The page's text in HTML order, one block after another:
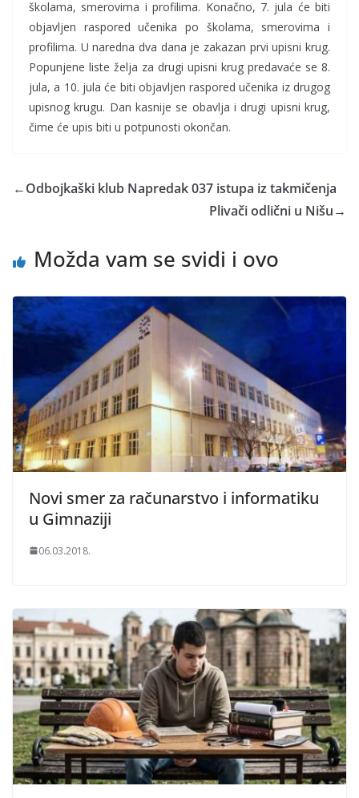
školama, smerovima i profilima. Konačno, 7. jula će biti
objavljen raspored učenika po školama, smerovima i
profilima. U naredna dva dana je zakazan prvi upisni krug.
Popunjene liste želja za drugi upisni krug predavaće se 8.
jula, a 10. jula će biti objavljen raspored učenika iz drugog
upisnog krugu. Dan kasnije se obavlja i drugi upisni krug,
čime će upis biti u potpunosti okončan.
←Odbojkaški klub Napredak 037 istupa iz takmičenja
Plivači odlični u Nišu→
Možda vam se svidi i ovo
Novi smer za računarstvo i informatiku
u Gimnaziji
06.03.2018.